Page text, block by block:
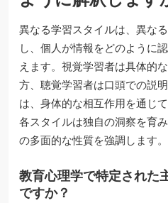
異なる学習スタイルは、異な
し、個人が情報をどのように
えます。視覚学習者は具体的
方、聴覚学習者は口頭での説
は、身体的な相互作用を通じ
各スタイルは独自の洞察を育
の多面的な性質を強調します。
教育心理学で特定された
ですか？